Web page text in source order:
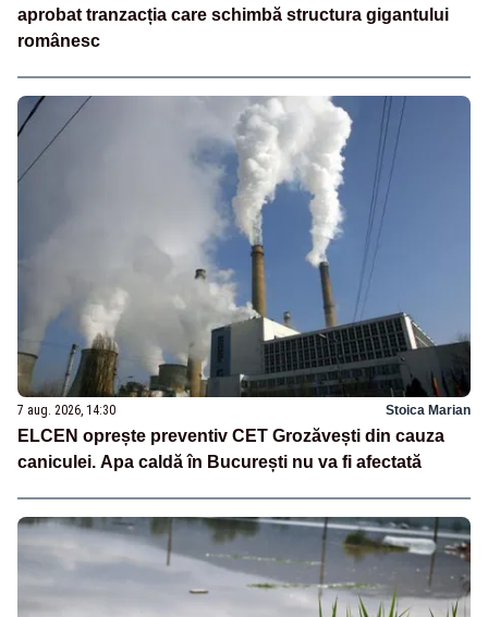
aprobat tranzacția care schimbă structura gigantului
românesc
7 aug. 2026, 14:30 Stoica Marian
ELCEN oprește preventiv CET Grozăvești din cauza
caniculei. Apa caldă în București nu va fi afectată